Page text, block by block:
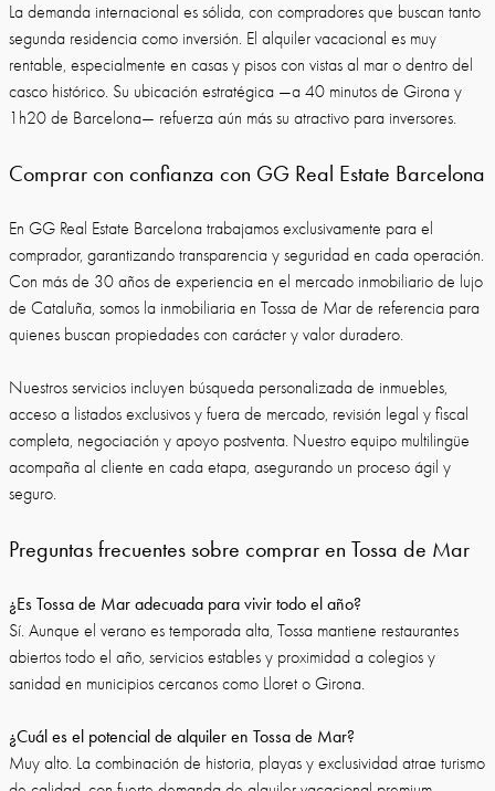
La demanda internacional es sólida, con compradores que buscan tanto
segunda residencia como inversión. El alquiler vacacional es muy
rentable, especialmente en casas y pisos con vistas al mar o dentro del
casco histórico. Su ubicación estratégica —a 40 minutos de Girona y
1h20 de Barcelona— refuerza aún más su atractivo para inversores.
Comprar con confianza con GG Real Estate Barcelona
En GG Real Estate Barcelona trabajamos exclusivamente para el
comprador, garantizando transparencia y seguridad en cada operación.
Con más de 30 años de experiencia en el mercado inmobiliario de lujo
de Cataluña, somos la inmobiliaria en Tossa de Mar de referencia para
quienes buscan propiedades con carácter y valor duradero.
Nuestros servicios incluyen búsqueda personalizada de inmuebles,
acceso a listados exclusivos y fuera de mercado, revisión legal y fiscal
completa, negociación y apoyo postventa. Nuestro equipo multilingüe
acompaña al cliente en cada etapa, asegurando un proceso ágil y
seguro.
Preguntas frecuentes sobre comprar en Tossa de Mar
¿Es Tossa de Mar adecuada para vivir todo el año?
Sí. Aunque el verano es temporada alta, Tossa mantiene restaurantes
abiertos todo el año, servicios estables y proximidad a colegios y
sanidad en municipios cercanos como Lloret o Girona.
¿Cuál es el potencial de alquiler en Tossa de Mar?
Muy alto. La combinación de historia, playas y exclusividad atrae turismo